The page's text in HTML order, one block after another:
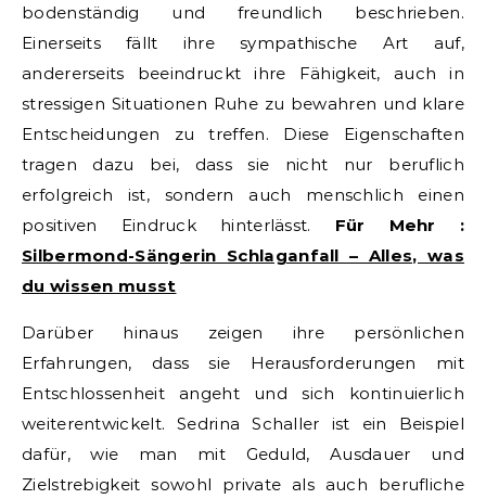
bodenständig und freundlich beschrieben.
Einerseits fällt ihre sympathische Art auf,
andererseits beeindruckt ihre Fähigkeit, auch in
stressigen Situationen Ruhe zu bewahren und klare
Entscheidungen zu treffen. Diese Eigenschaften
tragen dazu bei, dass sie nicht nur beruflich
erfolgreich ist, sondern auch menschlich einen
positiven Eindruck hinterlässt. Für Mehr :
Silbermond-Sängerin Schlaganfall – Alles, was
du wissen musst
Darüber hinaus zeigen ihre persönlichen
Erfahrungen, dass sie Herausforderungen mit
Entschlossenheit angeht und sich kontinuierlich
weiterentwickelt. Sedrina Schaller ist ein Beispiel
dafür, wie man mit Geduld, Ausdauer und
Zielstrebigkeit sowohl private als auch berufliche